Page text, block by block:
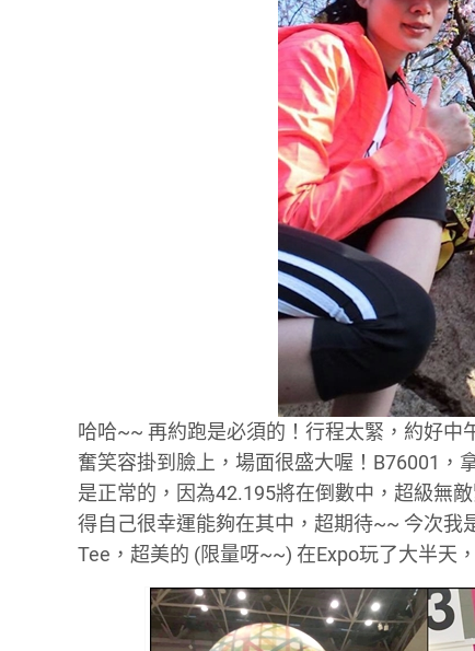
哈哈~~ 再約跑是必須的！行程太緊，約好中
奮笑容掛到臉上，場面很盛大喔！B76001，
是正常的，因為42.195將在倒數中，超級無
得自己很幸運能夠在其中，超期待~~ 今次我
Tee，超美的 (限量呀~~) 在Expo玩了大半天